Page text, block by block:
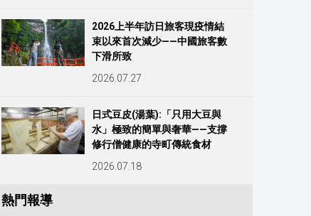
2026上半年訪日旅客現疫情結
束以來首次減少——中國旅客數
下滑所致
2026.07.27
日式豆皮(湯葉):「只用大豆與
水」極致的簡單與奢華——支撐
修行僧健康的寺町傳統食材
2026.07.18
熱門報導